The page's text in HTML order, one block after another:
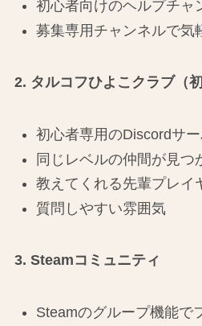
初心者向けのヘルプチャ
募集専用チャンネルで気
2. タルコフひよこクラブ（初
初心者専用のDiscordサ
同じレベルの仲間が見つ
教えてくれる先輩プレイ
質問しやすい雰囲気
3. Steamコミュニティ
Steamのグループ機能で